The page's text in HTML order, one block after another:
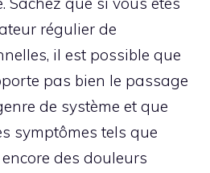
régulier de
il est possible que
pas bien le passage
de système et que
symptômes tels que
des douleurs